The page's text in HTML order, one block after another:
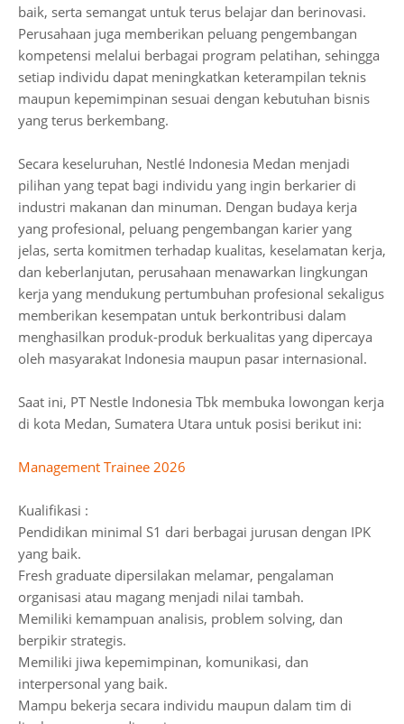
baik, serta semangat untuk terus belajar dan berinovasi.
Perusahaan juga memberikan peluang pengembangan
kompetensi melalui berbagai program pelatihan, sehingga
setiap individu dapat meningkatkan keterampilan teknis
maupun kepemimpinan sesuai dengan kebutuhan bisnis
yang terus berkembang.
Secara keseluruhan, Nestlé Indonesia Medan menjadi
pilihan yang tepat bagi individu yang ingin berkarier di
industri makanan dan minuman. Dengan budaya kerja
yang profesional, peluang pengembangan karier yang
jelas, serta komitmen terhadap kualitas, keselamatan kerja,
dan keberlanjutan, perusahaan menawarkan lingkungan
kerja yang mendukung pertumbuhan profesional sekaligus
memberikan kesempatan untuk berkontribusi dalam
menghasilkan produk-produk berkualitas yang dipercaya
oleh masyarakat Indonesia maupun pasar internasional.
Saat ini, PT Nestle Indonesia Tbk membuka lowongan kerja
di kota Medan, Sumatera Utara untuk posisi berikut ini:
Management Trainee 2026
Kualifikasi :
Pendidikan minimal S1 dari berbagai jurusan dengan IPK
yang baik.
Fresh graduate dipersilakan melamar, pengalaman
organisasi atau magang menjadi nilai tambah.
Memiliki kemampuan analisis, problem solving, dan
berpikir strategis.
Memiliki jiwa kepemimpinan, komunikasi, dan
interpersonal yang baik.
Mampu bekerja secara individu maupun dalam tim di